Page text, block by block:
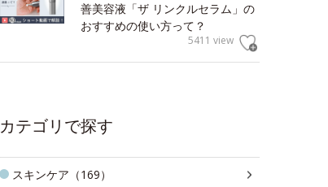
善美容液「ザ リンクルセラム」の
おすすめの使い方って？
5411 view
カテゴリで探す
スキンケア（169）